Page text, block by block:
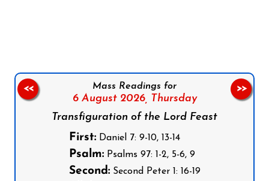
Mass Readings for
6 August 2026, Thursday
Transfiguration of the Lord Feast
First:Daniel 7: 9-10, 13-14
Psalm:Psalms 97: 1-2, 5-6, 9
Second:Second Peter 1: 16-19
<< >>